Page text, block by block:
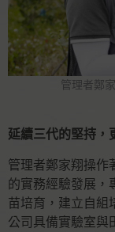
管理者鄭
延續三代的堅持，
管理者鄭家翔操作
的實務經驗發展，
苗培育，建立自組
公司具備實驗室與